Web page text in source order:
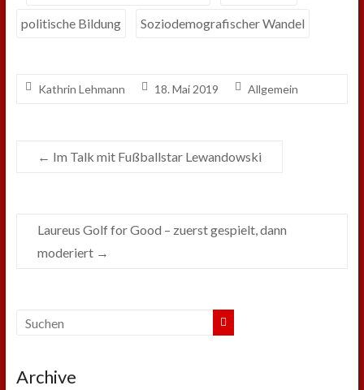
politische Bildung Soziodemografischer Wandel
Kathrin Lehmann 18. Mai 2019 Allgemein
← Im Talk mit Fußballstar Lewandowski
Laureus Golf for Good – zuerst gespielt, dann
moderiert →
Archive